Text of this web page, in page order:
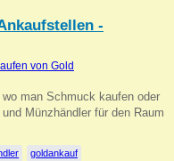
-
von Gold
man Schmuck kaufen oder
Münzhändler für den Raum
goldankauf